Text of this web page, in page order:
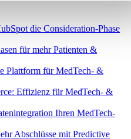
die Consideration-Phase
für mehr Patienten &
Plattform für MedTech- &
Effizienz für MedTech- &
Ihren MedTech-
Abschlüsse mit Predictive